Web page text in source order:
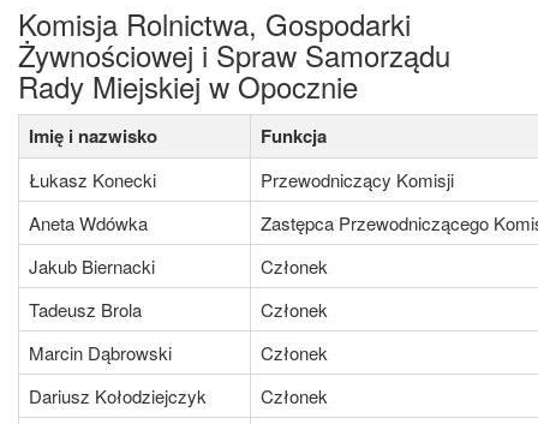
Komisja Rolnictwa, Gospodarki
Żywnościowej i Spraw Samorządu
Rady Miejskiej w Opocznie
Imię i nazwisko Funkcja
Łukasz Konecki
Przewodniczący Komisji
Aneta Wdówka
Zastępca Przewodniczącego
Jakub Biernacki
Członek
Tadeusz Brola
Członek
Marcin Dąbrowski
Członek
Dariusz Kołodziejczyk
Członek